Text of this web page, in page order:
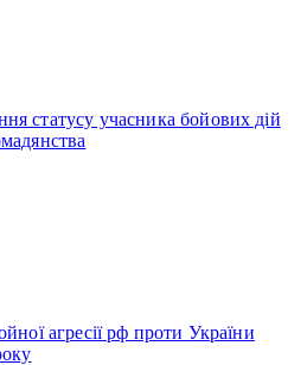
статусу учасника бойових дій
агресії рф проти України